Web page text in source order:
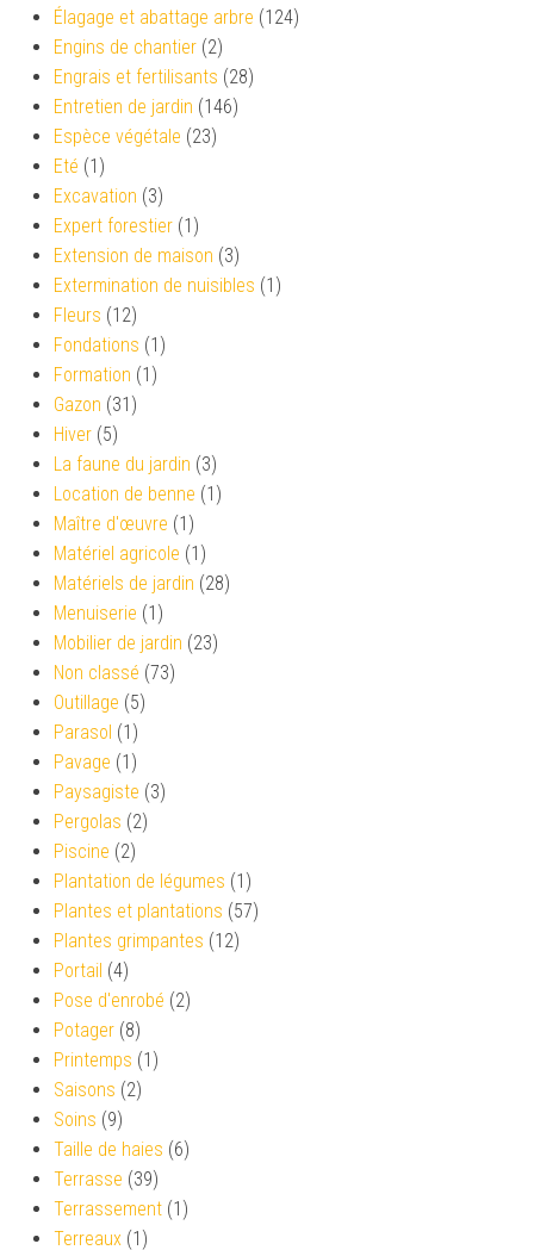
Élagage et abattage arbre (124)
Engins de chantier (2)
Engrais et fertilisants (28)
Entretien de jardin (146)
Espèce végétale (23)
Eté (1)
Excavation (3)
Expert forestier (1)
Extension de maison (3)
Extermination de nuisibles (1)
Fleurs (12)
Fondations (1)
Formation (1)
Gazon (31)
Hiver (5)
La faune du jardin (3)
Location de benne (1)
Maître d'œuvre (1)
Matériel agricole (1)
Matériels de jardin (28)
Menuiserie (1)
Mobilier de jardin (23)
Non classé (73)
Outillage (5)
Parasol (1)
Pavage (1)
Paysagiste (3)
Pergolas (2)
Piscine (2)
Plantation de légumes (1)
Plantes et plantations (57)
Plantes grimpantes (12)
Portail (4)
Pose d'enrobé (2)
Potager (8)
Printemps (1)
Saisons (2)
Soins (9)
Taille de haies (6)
Terrasse (39)
Terrassement (1)
Terreaux (1)